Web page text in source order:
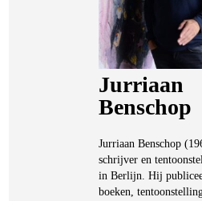
Jurriaan
Benschop
Jurriaan Benschop
schrijver en
in Berlijn. Hij
boeken,